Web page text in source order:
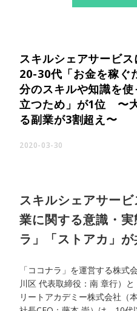
スキルシェアサービ
20-30代「お金を稼ぐ
分のスキルや知識を
立つため」が1位 〜
る副業が3割超え〜
2020-03-30
スキルシェアサー
業に関する意識・
ラ」「ストアカ」
「ココナラ」を運営する株式
川区 代表取締役：南 章行）
リートアカデミー株式会社（